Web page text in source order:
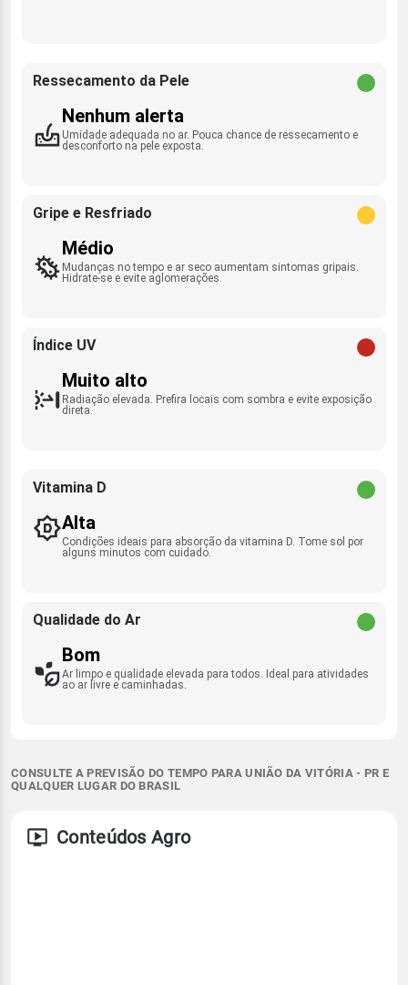
Ressecamento da Pele
Nenhum alerta
Umidade adequada no ar. Pouca chance de ressecamento e
desconforto na pele exposta.
Gripe e Resfriado
Médio
Mudanças no tempo e ar seco aumentam sintomas gripais.
Hidrate-se e evite aglomerações.
Índice UV
Muito alto
Radiação elevada. Prefira locais com sombra e evite exposição
direta.
Vitamina D
Alta
Condições ideais para absorção da vitamina D. Tome sol por
alguns minutos com cuidado.
Qualidade do Ar
Bom
Ar limpo e qualidade elevada para todos. Ideal para atividades
ao ar livre e caminhadas.
CONSULTE A PREVISÃO DO TEMPO PARA UNIÃO DA VITÓRIA - PR E
QUALQUER LUGAR DO BRASIL
Conteúdos Agro